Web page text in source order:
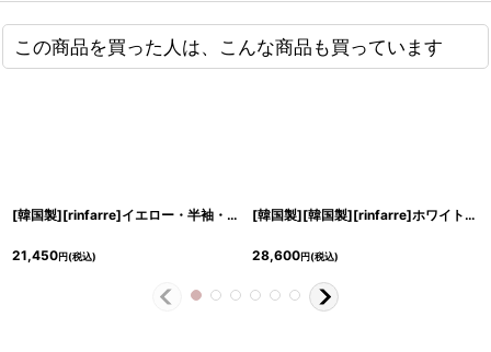
この商品を買った人は、こんな商品も買っています
[韓国製][rinfarre]イエロー・半袖・ボタン・タイト・ミディアムドレス・ワンピース[奈月セナ着用][送料無料]
21,450円(税込)
[韓国製][韓国製][rinfarre]ホワイト・長袖・オフショルダー・スリット・シンプル・サテン・タイト・ロングドレス・ワンピース[奈月セナ着用][送料無料]
28,600円(税込)